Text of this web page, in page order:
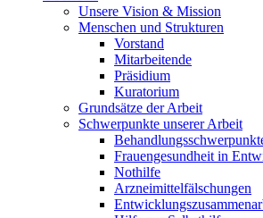
Unsere Vision & Mission
Menschen und Strukturen
Vorstand
Mitarbeitende
Präsidium
Kuratorium
Grundsätze der Arbeit
Schwerpunkte unserer Arbeit
Frauengesundheit in
Nothilfe
Arzneimittel­fälschungen